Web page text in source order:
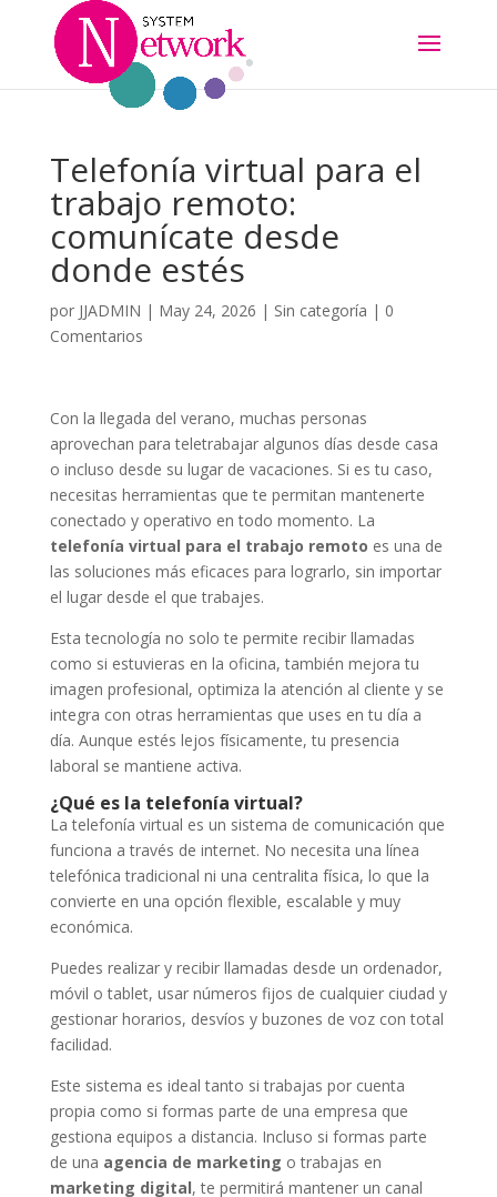
Telefonía virtual para el
trabajo remoto:
comunícate desde
donde estés
por JJADMIN | May 24, 2026 | Sin categoría | 0
Comentarios
Con la llegada del verano, muchas personas
aprovechan para teletrabajar algunos días desde casa
o incluso desde su lugar de vacaciones. Si es tu caso,
necesitas herramientas que te permitan mantenerte
conectado y operativo en todo momento. La
telefonía virtual para el trabajo remoto es una de
las soluciones más eficaces para lograrlo, sin importar
el lugar desde el que trabajes.
Esta tecnología no solo te permite recibir llamadas
como si estuvieras en la oficina, también mejora tu
imagen profesional, optimiza la atención al cliente y se
integra con otras herramientas que uses en tu día a
día. Aunque estés lejos físicamente, tu presencia
laboral se mantiene activa.
¿Qué es la telefonía virtual?
La telefonía virtual es un sistema de comunicación que
funciona a través de internet. No necesita una línea
telefónica tradicional ni una centralita física, lo que la
convierte en una opción flexible, escalable y muy
económica.
Puedes realizar y recibir llamadas desde un ordenador,
móvil o tablet, usar números fijos de cualquier ciudad y
gestionar horarios, desvíos y buzones de voz con total
facilidad.
Este sistema es ideal tanto si trabajas por cuenta
propia como si formas parte de una empresa que
gestiona equipos a distancia. Incluso si formas parte
de una agencia de marketing o trabajas en
marketing digital, te permitirá mantener un canal